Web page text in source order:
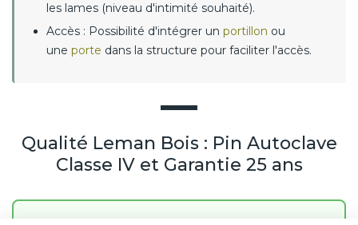
les lames (niveau d'intimité souhaité).
Accès : Possibilité d'intégrer un portillon ou
une porte dans la structure pour faciliter l'accès.
Qualité Leman Bois : Pin Autoclave
Classe IV et Garantie 25 ans